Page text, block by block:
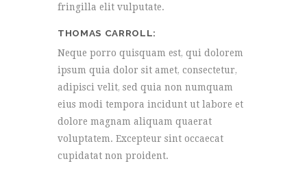
fringilla elit vulputate.
THOMAS CARROLL
Neque porro quisquam est, qui dolorem
ipsum quia dolor sit amet, consectetur,
adipisci velit, sed quia non numquam
eius modi tempora incidunt ut labore et
dolore magnam aliquam quaerat
voluptatem. Excepteur sint occaecat
cupidatat non proident.